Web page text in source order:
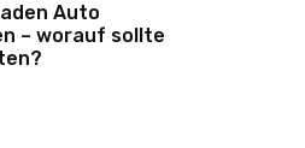
Auto
– worauf sollte